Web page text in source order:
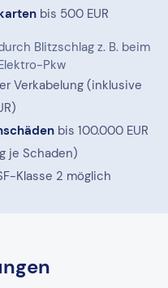
bis 500 EUR
Blitzschlag z. B. beim
Pkw
Verkabelung (inklusive
bis 100.000 EUR
je Schaden)
Klasse 2 möglich